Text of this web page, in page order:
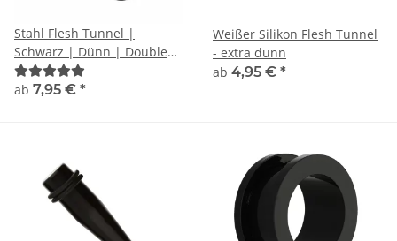
Stahl Flesh Tunnel |
Schwarz | Dünn | Double
Flared
ab 7,95 € *
Weißer Silikon Flesh Tunnel
- extra dünn
ab 4,95 € *